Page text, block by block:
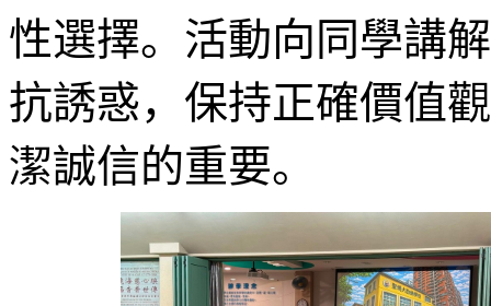
性選擇。活動向同學講
抗誘惑，保持正確價值
潔誠信的重要。